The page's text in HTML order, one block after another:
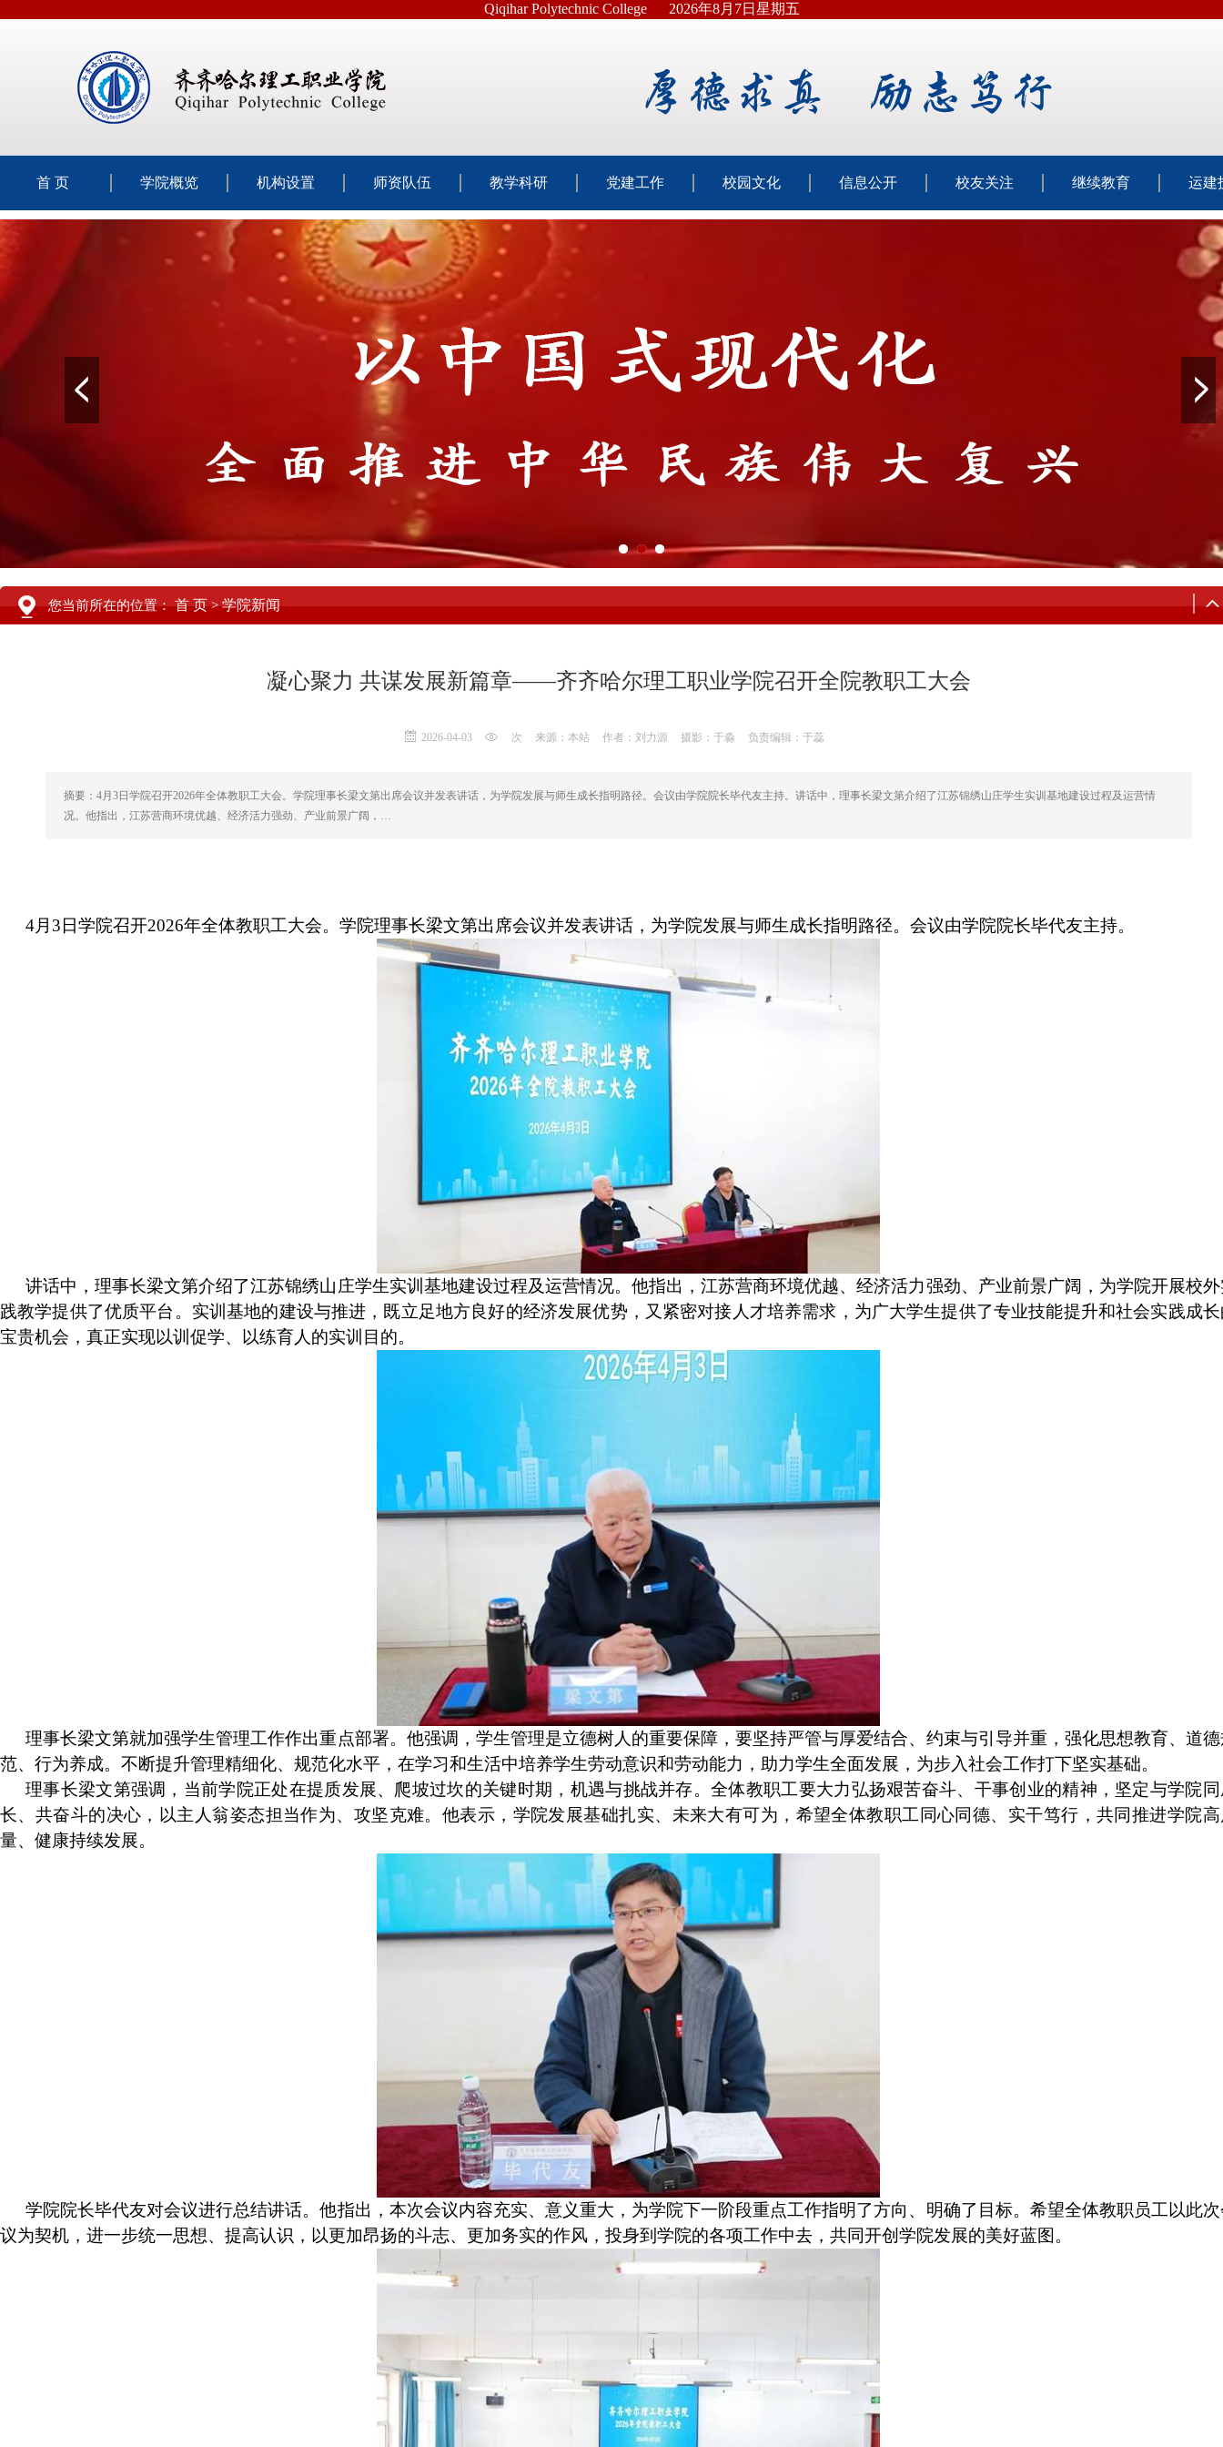
Qiqihar Polytechnic College 2026年8月7日星期五
首 页 学院概览 机构设置 师资队伍 教学科研 党建工作 校园文化 信息公开 校友关注 继续教育 运建
您当前所在的位置：首 页>学院新闻
凝心聚力 共谋发展新篇章——齐齐哈尔理工职业学院召开全院教职工大会
2026-04-03 次 来源：本站 作者：刘力源 摄影：于淼 负责编辑：于蕊
摘要：4月3日学院召开2026年全体教职工大会。学院理事长梁文第出席会议并发表讲话，为学院发展与师生成长指明路径。会议由学院院长毕代友主持。讲话中，理事长梁文第介绍了江苏锦绣山庄学生实训基地建设过程及运营情
况。他指出，江苏营商环境优越、经济活力强劲、产业前景广阔，…
4月 3日学院召开2026年全体教职工大会。学院理事长梁文第出席会议并发表讲话，为学院发展与师生成长指明路径。会议由学院院长毕代友主持。
讲话中，理事长梁文第介绍了江苏锦绣山庄学生实训基地建设过程及运营情况。他指出，江苏营商环境优越、经济活力强劲、产业前景广阔，为学院开展校
践教学提供了优质平台。实训基地的建设与推进，既立足地方良好的经济发展优势，又紧密对接人才培养需求，为广大学生提供了专业技能提升和社会实践成
宝贵机会，真正实现以训促学、以练育人的实训目的。
理事长梁文第就加强学生管理工作作出重点部署。他强调，学生管理是立德树人的重要保障，要坚持严管与厚爱结合、约束与引导并重，强化思想教育、道
范、行为养成。不断提升管理精细化、规范化水平，在学习和生活中培养学生劳动意识和劳动能力，助力学生全面发展，为步入社会工作打下坚实基础。
理事长梁文第强调，当前学院正处在提质发展、爬坡过坎的关键时期，机遇与挑战并存。全体教职工要大力弘扬艰苦奋斗、干事创业的精神，坚定与学院
长、共奋斗的决心，以主人翁姿态担当作为、攻坚克难。他表示，学院发展基础扎实、未来大有可为，希望全体教职工同心同德、实干笃行，共同推进学院
量、健康持续发展。
学院院长毕代友对会议进行总结讲话。他指出，本次会议内容充实、意义重大，为学院下一阶段重点工作指明了方向、明确了目标。希望全体教职员工以此
议为契机，进一步统一思想、提高认识，以更加昂扬的斗志、更加务实的作风，投身到学院的各项工作中去，共同开创学院发展的美好蓝图。